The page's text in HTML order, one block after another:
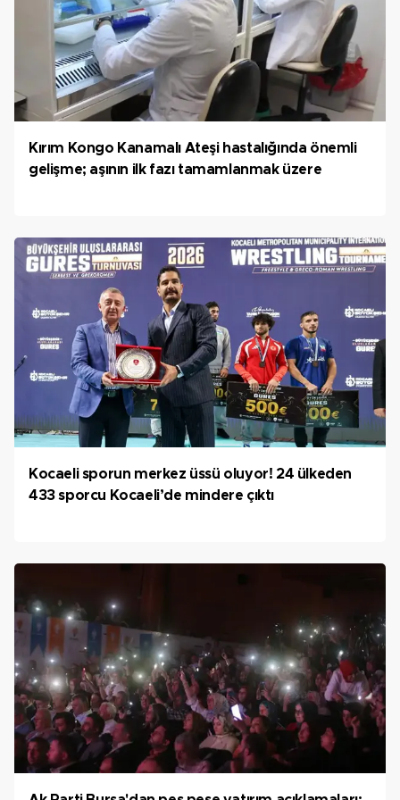
Kırım Kongo Kanamalı Ateşi hastalığında önemli
gelişme; aşının ilk fazı tamamlanmak üzere
Kocaeli sporun merkez üssü oluyor! 24 ülkeden
433 sporcu Kocaeli’de mindere çıktı